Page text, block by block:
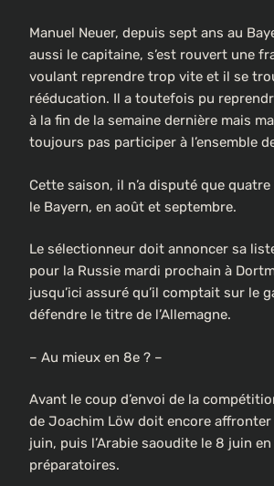
Manuel Neuer, depuis sept ans au
aussi le capitaine, s’est rouvert une
voulant reprendre trop vite et il se
rééducation. Il a toutefois pu
à la fin de la semaine dernière mais
toujours pas participer à l’ensemble
Cette saison, il n’a disputé que
le Bayern, en août et septembre.
Le sélectionneur doit annoncer sa
pour la Russie mardi prochain à
jusqu’ici assuré qu’il comptait sur le
défendre le titre de l’Allemagne.
– Au mieux en 8e ? –
Avant le coup d’envoi de la
de Joachim Löw doit encore affronter
juin, puis l’Arabie saoudite le 8 juin
préparatoires.